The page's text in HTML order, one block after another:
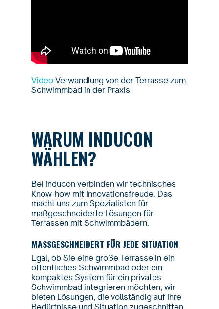
Video Verwandlung von der Terrasse zum
Schwimmbad in der Praxis.
WARUM INDUCON
WÄHLEN?
Bei Inducon verbinden wir technisches
Know-how mit Innovationsfreude. Das
macht uns zum Spezialisten für
maßgeschneiderte Lösungen für
Terrassen mit Schwimmbädern.
MASSGESCHNEIDERT FÜR JEDE SITUATION
Egal, ob Sie eine große Terrasse in ein
öffentliches Schwimmbad oder ein
kompaktes System für ein privates
Schwimmbad integrieren möchten, wir
bieten Lösungen, die vollständig auf Ihre
Bedürfnisse und Situation zugeschnitten